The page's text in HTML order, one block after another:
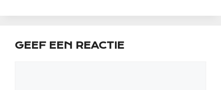
GEEF EEN REACTIE